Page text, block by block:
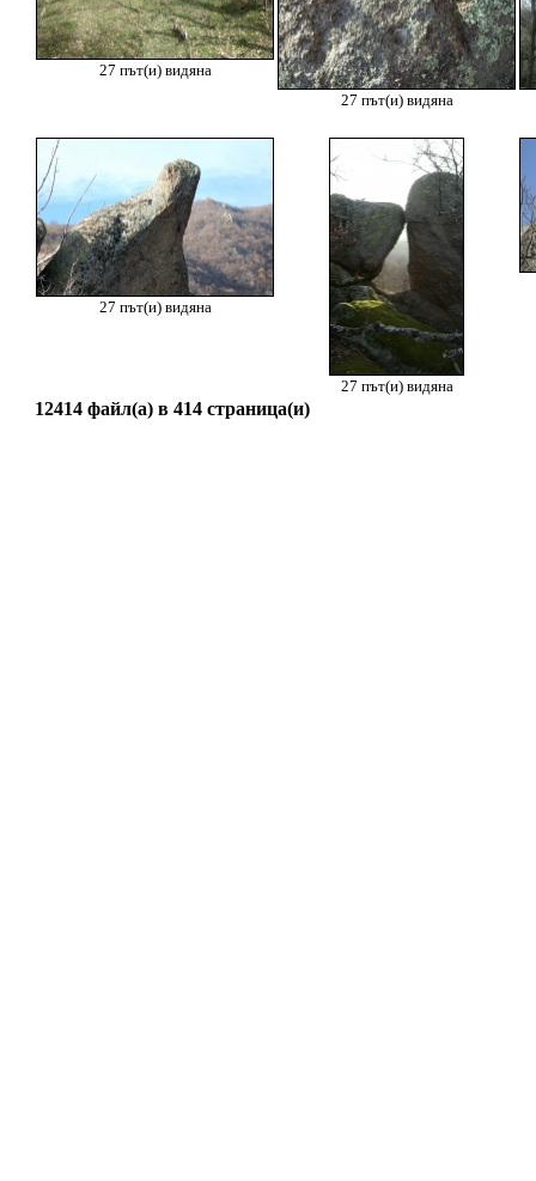
27 път(и) видяна
27 път(и) видяна
27 път(и) видяна
27 път(и) видяна
12414 файл(а) в 414 страница(и)